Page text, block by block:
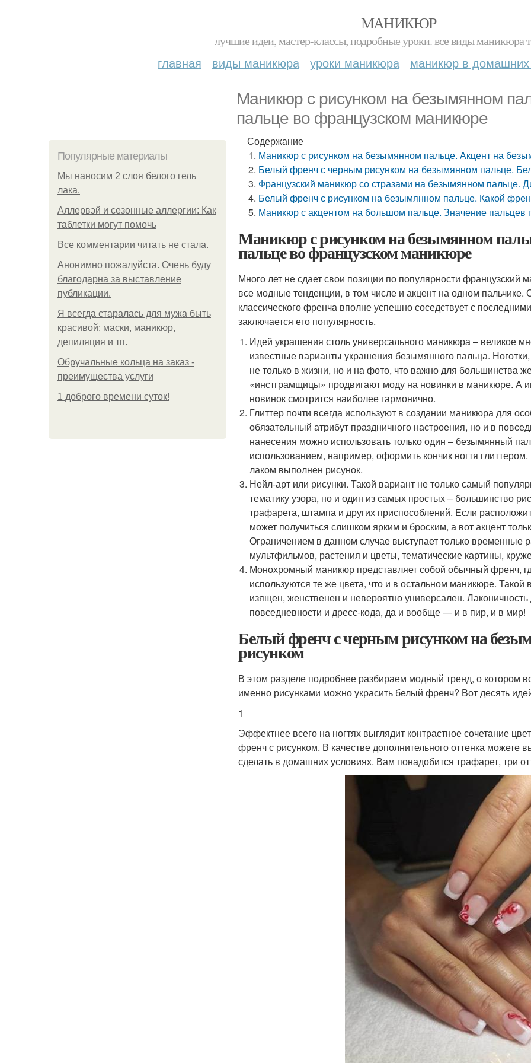
МАНИКЮР
лучшие идеи, мастер-классы, подробные уроки. все виды маникюра
главная виды маникюра уроки маникюра маникюр в домашних
Маникюр с рисунком на безымянном
пальце во французском маникюре
Популярные материалы
Мы наносим 2 слоя белого гель
лака.
Аллервэй и сезонные аллергии: Как
таблетки могут помочь
Все комментарии читать не стала.
Анонимно пожалуйста. Очень буду
благодарна за выставление
публикации.
Я всегда старалась для мужа быть
красивой: маски, маникюр,
депиляция и тп.
Обручальные кольца на заказ -
преимущества услуги
1 доброго времени суток!
Содержание
Маникюр с рисунком на безымянном пальце. Акцент на
Белый френч с черным рисунком на безымянном пальце.
Французский маникюр со стразами на безымянном пальце.
Белый френч с рисунком на безымянном пальце. Какой
Маникюр с акцентом на большом пальце. Значение
Маникюр с рисунком на безымянном
пальце во французском маникюре
Много лет не сдает свои позиции по популярности французский
все модные тенденции, в том числе и акцент на одном пальчике.
классического френча вполне успешно соседствует с
заключается его популярность.
Идей украшения столь универсального маникюра – великое
известные варианты украшения безымянного пальца.
не только в жизни, но и на фото, что важно для большинства
«инстграмщицы» продвигают моду на новинки в маникюре. А
новинок смотрится наиболее гармонично.
Глиттер почти всегда используют в создании маникюра для
обязательный атрибут праздничного настроения, но и в
нанесения можно использовать только один – безымянный
использованием, например, оформить кончик ногтя
лаком выполнен рисунок.
Нейл-арт или рисунки. Такой вариант не только самый
тематику узора, но и один из самых простых – большинство
трафарета, штампа и других приспособлений. Если
может получиться слишком ярким и броским, а вот акцент
Ограничением в данном случае выступает только временные
мультфильмов, растения и цветы, тематические картины,
Монохромный маникюр представляет собой обычный френч,
используются те же цвета, что и в остальном маникюре.
изящен, женственен и невероятно универсален.
повседневности и дресс-кода, да и вообще — и в пир, и в мир!
Белый френч с черным рисунком на
рисунком
В этом разделе подробнее разбираем модный тренд, о котором
именно рисунками можно украсить белый френч? Вот десять
1
Эффектнее всего на ногтях выглядит контрастное сочетание
френч с рисунком. В качестве дополнительного оттенка можете
сделать в домашних условиях. Вам понадобится трафарет, три